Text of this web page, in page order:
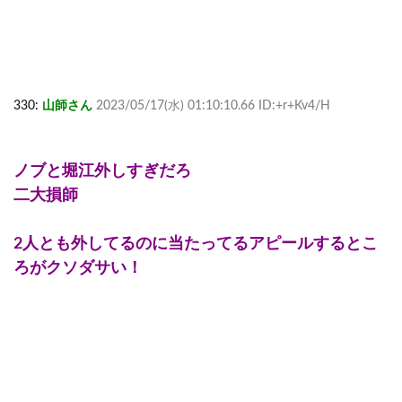
330: 山師さん 2023/05/17(水) 01:10:10.66 ID:+r+Kv4/H
ノブと堀江外しすぎだろ
二大損師
2人とも外してるのに当たってるアピールするとこ
ろがクソダサい！